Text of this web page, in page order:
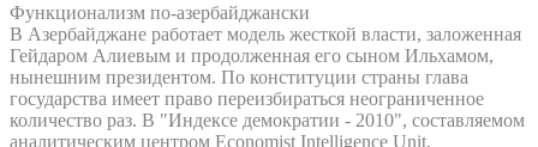
Функционализм по-азербайджански
В Азербайджане работает модель жесткой власти, заложенная
Гейдаром Алиевым и продолженная его сыном Ильхамом,
нынешним президентом. По конституции страны глава
государства имеет право переизбираться неограниченное
количество раз. В "Индексе демократии - 2010", составляемом
аналитическим центром Economist Intelligence Unit,